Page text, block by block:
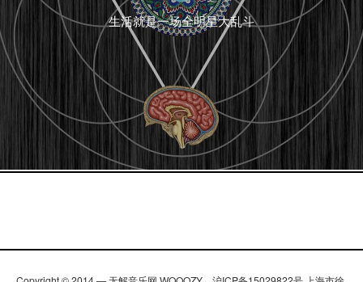
生活就是一场全明星大乱斗